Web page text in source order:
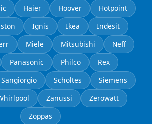
Haier Hoover
Hotpoint
Ignis Ikea
Indesit
Miele Mitsubishi
Neff
Panasonic Philco
Rex
Sangiorgio Scholtes
Siemens
Zanussi
Zerowatt
Zoppas